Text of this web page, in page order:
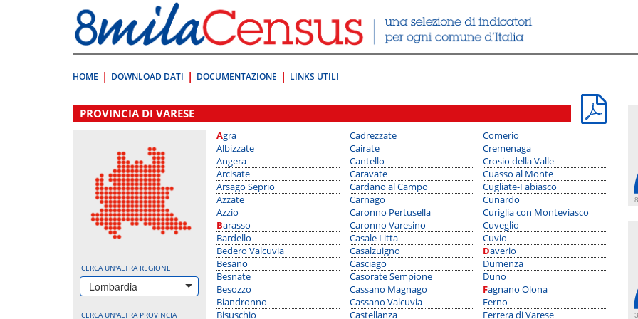
direttamente
a:
Contenuto
HOME DOWNLOAD DATI DOCUMENTAZIONE LINKS UTILI
.
PROVINCIA DI VARESE
CERCA UN'ALTRA REGIONE
Lombardia
CERCA UN'ALTRA PROVINCIA
Agra
Albizzate
Angera
Arcisate
Arsago Seprio
Azzate
Azzio
Barasso
Bardello
Bedero Valcuvia
Besano
Besnate
Besozzo
Biandronno
Bisuschio
Cadrezzate
Cairate
Cantello
Caravate
Cardano al Campo
Carnago
Caronno Pertusella
Caronno Varesino
Casale Litta
Casalzuigno
Casciago
Casorate Sempione
Cassano Magnago
Cassano Valcuvia
Castellanza
Comerio
Cremenaga
Crosio della Valle
Cuasso al Monte
Cugliate-Fabiasco
Cunardo
Curiglia con Monteviasco
Cuveglio
Cuvio
Daverio
Dumenza
Duno
Fagnano Olona
Ferno
Ferrera di Varese